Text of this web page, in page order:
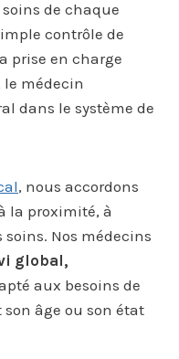
de chaque
contrôle de
prise en charge
le médecin
dans le système de
, nous accordons
la proximité, à
Nos médecins
global,
aux besoins de
âge ou son état